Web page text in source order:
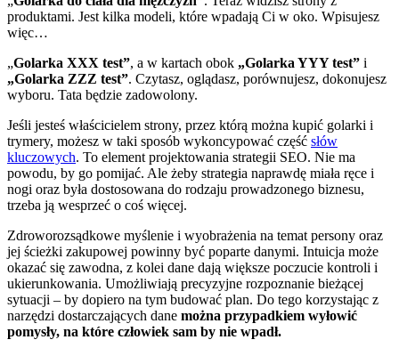
produktami. Jest kilka modeli, które wpadają Ci w oko. Wpisujesz
więc…
„Golarka XXX test”, a w kartach obok „Golarka YYY test” i
„Golarka ZZZ test”. Czytasz, oglądasz, porównujesz, dokonujesz
wyboru. Tata będzie zadowolony.
Jeśli jesteś właścicielem strony, przez którą można kupić golarki i
trymery, możesz w taki sposób wykoncypować część słów
kluczowych. To element projektowania strategii SEO. Nie ma
powodu, by go pomijać. Ale żeby strategia naprawdę miała ręce i
nogi oraz była dostosowana do rodzaju prowadzonego biznesu,
trzeba ją wesprzeć o coś więcej.
Zdroworozsądkowe myślenie i wyobrażenia na temat persony oraz
jej ścieżki zakupowej powinny być poparte danymi. Intuicja może
okazać się zawodna, z kolei dane dają większe poczucie kontroli i
ukierunkowania. Umożliwiają precyzyjne rozpoznanie bieżącej
sytuacji – by dopiero na tym budować plan. Do tego korzystając z
narzędzi dostarczających dane można przypadkiem wyłowić
pomysły, na które człowiek sam by nie wpadł.